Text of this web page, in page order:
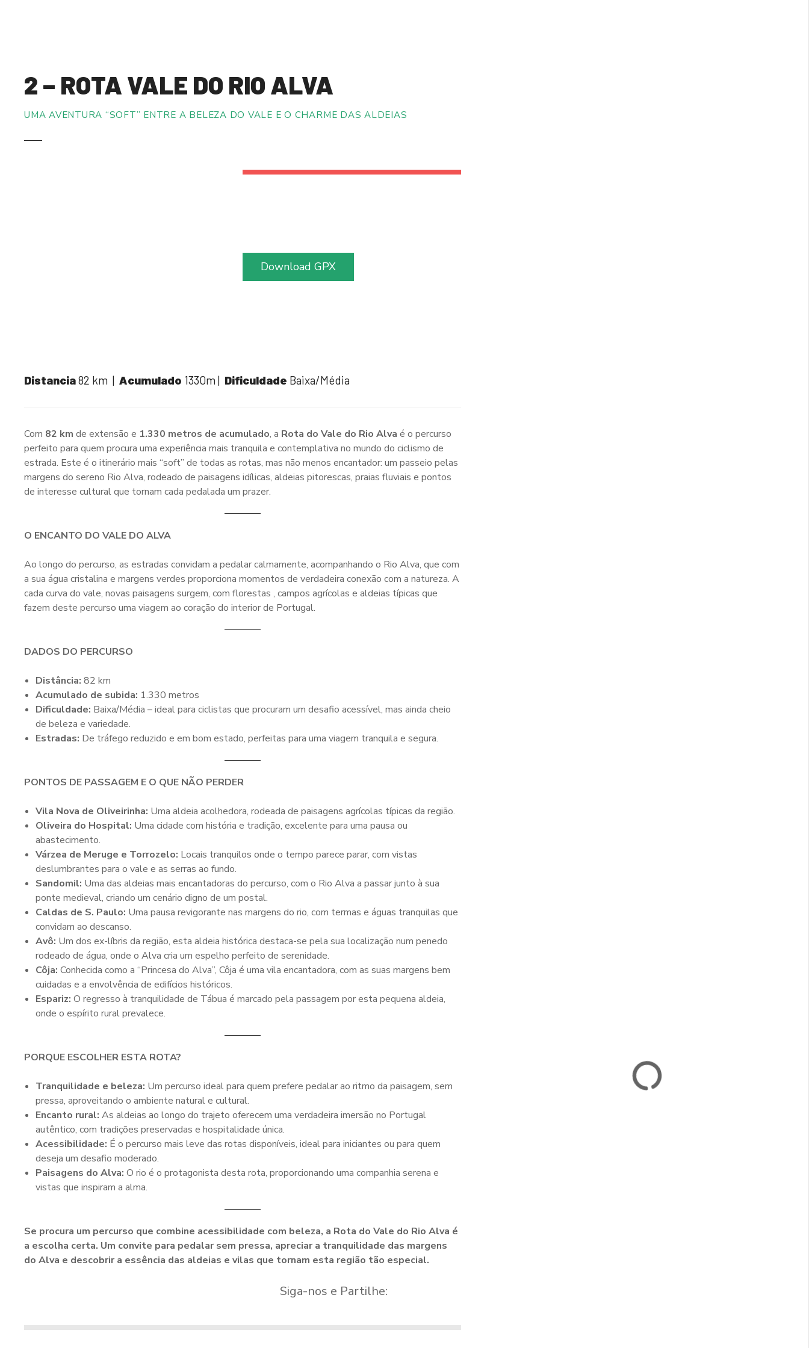
2 – ROTA VALE DO RIO ALVA
UMA AVENTURA “SOFT” ENTRE A BELEZA DO VALE E O CHARME DAS ALDEIAS
Download GPX
Distancia82 km |Acumulado 1330m | Dificuldade Baixa/Média
Com 82 km de extensão e 1.330 metros de acumulado, a Rota do Vale do Rio Alva é o percurso
perfeito para quem procura uma experiência mais tranquila e contemplativa no mundo do ciclismo de
estrada. Este é o itinerário mais “soft” de todas as rotas, mas não menos encantador: um passeio pelas
margens do sereno Rio Alva, rodeado de paisagens idílicas, aldeias pitorescas, praias fluviais e pontos
de interesse cultural que tornam cada pedalada um prazer.
O ENCANTO DO VALE DO ALVA
Ao longo do percurso, as estradas convidam a pedalar calmamente, acompanhando o Rio Alva, que com
a sua água cristalina e margens verdes proporciona momentos de verdadeira conexão com a natureza. A
cada curva do vale, novas paisagens surgem, com florestas , campos agrícolas e aldeias típicas que
fazem deste percurso uma viagem ao coração do interior de Portugal.
DADOS DO PERCURSO
Distância: 82 km
Acumulado de subida: 1.330 metros
Dificuldade: Baixa/Média – ideal para ciclistas que procuram um desafio acessível, mas ainda cheio
de beleza e variedade.
Estradas: De tráfego reduzido e em bom estado, perfeitas para uma viagem tranquila e segura.
PONTOS DE PASSAGEM E O QUE NÃO PERDER
Vila Nova de Oliveirinha: Uma aldeia acolhedora, rodeada de paisagens agrícolas típicas da região.
Oliveira do Hospital: Uma cidade com história e tradição, excelente para uma pausa ou
abastecimento.
Várzea de Meruge e Torrozelo: Locais tranquilos onde o tempo parece parar, com vistas
deslumbrantes para o vale e as serras ao fundo.
Sandomil: Uma das aldeias mais encantadoras do percurso, com o Rio Alva a passar junto à sua
ponte medieval, criando um cenário digno de um postal.
Caldas de S. Paulo: Uma pausa revigorante nas margens do rio, com termas e águas tranquilas que
convidam ao descanso.
Avô: Um dos ex-líbris da região, esta aldeia histórica destaca-se pela sua localização num penedo
rodeado de água, onde o Alva cria um espelho perfeito de serenidade.
Côja: Conhecida como a “Princesa do Alva”, Côja é uma vila encantadora, com as suas margens bem
cuidadas e a envolvência de edifícios históricos.
Espariz: O regresso à tranquilidade de Tábua é marcado pela passagem por esta pequena aldeia,
onde o espírito rural prevalece.
PORQUE ESCOLHER ESTA ROTA?
Tranquilidade e beleza: Um percurso ideal para quem prefere pedalar ao ritmo da paisagem, sem
pressa, aproveitando o ambiente natural e cultural.
Encanto rural: As aldeias ao longo do trajeto oferecem uma verdadeira imersão no Portugal
autêntico, com tradições preservadas e hospitalidade única.
Acessibilidade: É o percurso mais leve das rotas disponíveis, ideal para iniciantes ou para quem
deseja um desafio moderado.
Paisagens do Alva: O rio é o protagonista desta rota, proporcionando uma companhia serena e
vistas que inspiram a alma.
Se procura um percurso que combine acessibilidade com beleza, a Rota do Vale do Rio Alva é
a escolha certa. Um convite para pedalar sem pressa, apreciar a tranquilidade das margens
do Alva e descobrir a essência das aldeias e vilas que tornam esta região tão especial.
Siga-nos e Partilhe: